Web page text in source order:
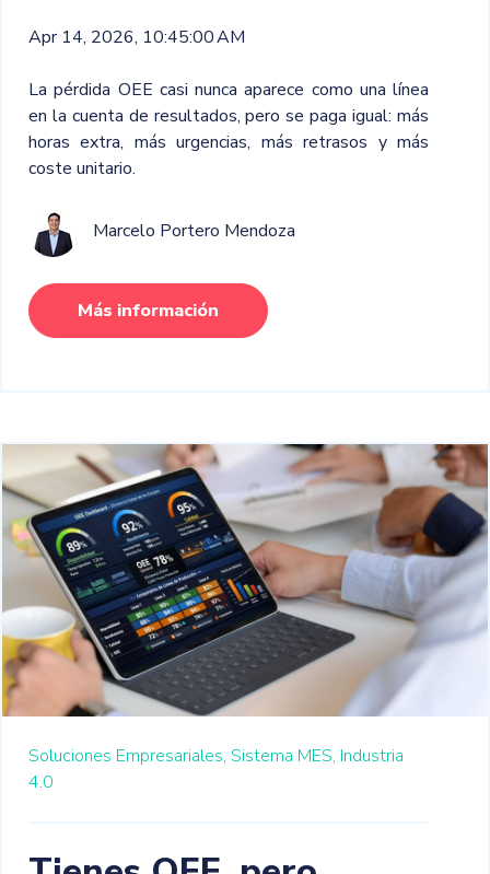
Apr 14, 2026, 10:45:00 AM
La pérdida OEE casi nunca aparece como una línea
en la cuenta de resultados, pero se paga igual: más
horas extra, más urgencias, más retrasos y más
coste unitario.
Marcelo Portero Mendoza
Más información
Soluciones Empresariales, Sistema MES, Industria
4.0